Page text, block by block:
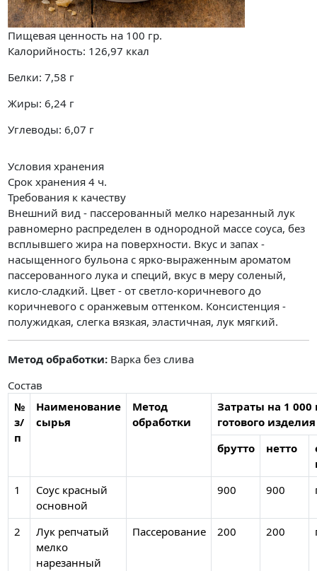
Пищевая ценность на 100 гр.
Калорийность: 126,97 ккал
Белки: 7,58 г
Жиры: 6,24 г
Углеводы: 6,07 г
Условия хранения
Срок хранения 4 ч.
Требования к качеству
Внешний вид - пассерованный мелко нарезанный лук
равномерно распределен в однородной массе соуса, без
всплывшего жира на поверхности. Вкус и запах -
насыщенного бульона с ярко-выраженным ароматом
пассерованного лука и специй, вкус в меру соленый,
кисло-сладкий. Цвет - от светло-коричневого до
коричневого с оранжевым оттенком. Консистенция -
полужидкая, слегка вязкая, эластичная, лук мягкий.
Метод обработки: Варка без слива
Состав
№
з/
п
Наименование
сырья
Метод
обработки
Затраты на 1 000
готового изделия
брутто
нетто
1
Соус красный
основной
900 900
2
Лук репчатый
мелко
нарезанный
Пассерование 200 200